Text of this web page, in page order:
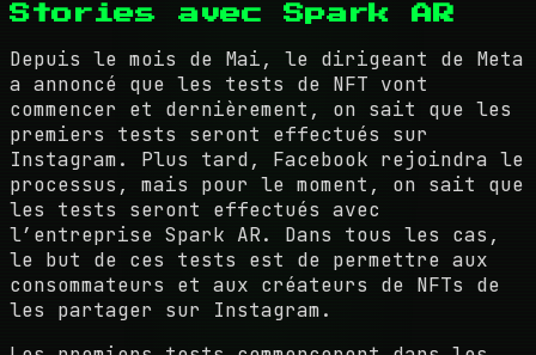
Stories avec Spark AR
Depuis le mois de Mai, le dirigeant de Meta
a annoncé que les tests de NFT vont
commencer et dernièrement, on sait que les
premiers tests seront effectués sur
Instagram. Plus tard, Facebook rejoindra le
processus, mais pour le moment, on sait que
les tests seront effectués avec
l’entreprise Spark AR. Dans tous les cas,
le but de ces tests est de permettre aux
consommateurs et aux créateurs de NFTs de
les partager sur Instagram.